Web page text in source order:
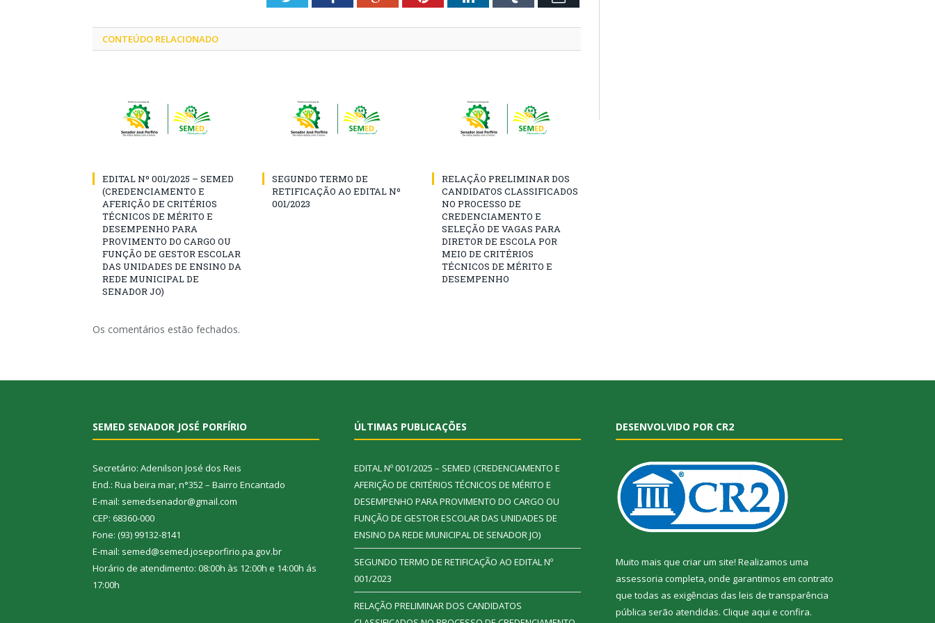
CONTEÚDO RELACIONADO
EDITAL Nº 001/2025 – SEMED
(CREDENCIAMENTO E
AFERIÇÃO DE CRITÉRIOS
TÉCNICOS DE MÉRITO E
DESEMPENHO PARA
PROVIMENTO DO CARGO OU
FUNÇÃO DE GESTOR ESCOLAR
DAS UNIDADES DE ENSINO DA
REDE MUNICIPAL DE
SENADOR JO)
SEGUNDO TERMO DE
RETIFICAÇÃO AO EDITAL Nº
001/2023
RELAÇÃO PRELIMINAR DOS
CANDIDATOS CLASSIFICADOS
NO PROCESSO DE
CREDENCIAMENTO E
SELEÇÃO DE VAGAS PARA
DIRETOR DE ESCOLA POR
MEIO DE CRITÉRIOS
TÉCNICOS DE MÉRITO E
DESEMPENHO
Os comentários estão fechados.
SEMED SENADOR JOSÉ PORFÍRIO
Secretário: Adenilson José dos Reis
End.: Rua beira mar, n°352 – Bairro Encantado
E-mail: semedsenador@gmail.com
CEP: 68360-000
Fone: (93) 99132-8141
E-mail: semed@semed.joseporfirio.pa.gov.br
Horário de atendimento: 08:00h às 12:00h e 14:00h ás
17:00h
ÚLTIMAS PUBLICAÇÕES
EDITAL Nº 001/2025 – SEMED (CREDENCIAMENTO E
AFERIÇÃO DE CRITÉRIOS TÉCNICOS DE MÉRITO E
DESEMPENHO PARA PROVIMENTO DO CARGO OU
FUNÇÃO DE GESTOR ESCOLAR DAS UNIDADES DE
ENSINO DA REDE MUNICIPAL DE SENADOR JO)
SEGUNDO TERMO DE RETIFICAÇÃO AO EDITAL Nº
001/2023
RELAÇÃO PRELIMINAR DOS CANDIDATOS
DESENVOLVIDO POR CR2
Muito mais que criar um site! Realizamos uma
assessoria completa, onde garantimos em contrato
que todas as exigências das leis de transparência
pública serão atendidas. Clique aqui e confira.